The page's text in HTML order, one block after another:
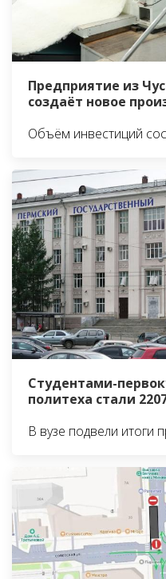
Предприятие из
создаёт новое
Объём инвестиций
Студентами-
политеха стали
В вузе подвели итоги